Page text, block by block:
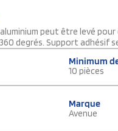
peut être levé
degrés. Support adhésif
Minimum
10 pièces
Marque
Avenue